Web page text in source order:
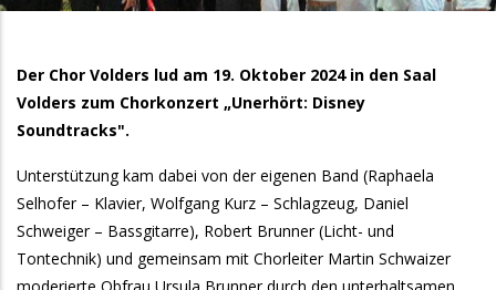
Der Chor Volders lud am 19. Oktober 2024 in den Saal
Volders zum Chorkonzert „Unerhört: Disney
Soundtracks".
Unterstützung kam dabei von der eigenen Band (Raphaela
Selhofer – Klavier, Wolfgang Kurz – Schlagzeug, Daniel
Schweiger – Bassgitarre), Robert Brunner (Licht- und
Tontechnik) und gemeinsam mit Chorleiter Martin Schwaizer